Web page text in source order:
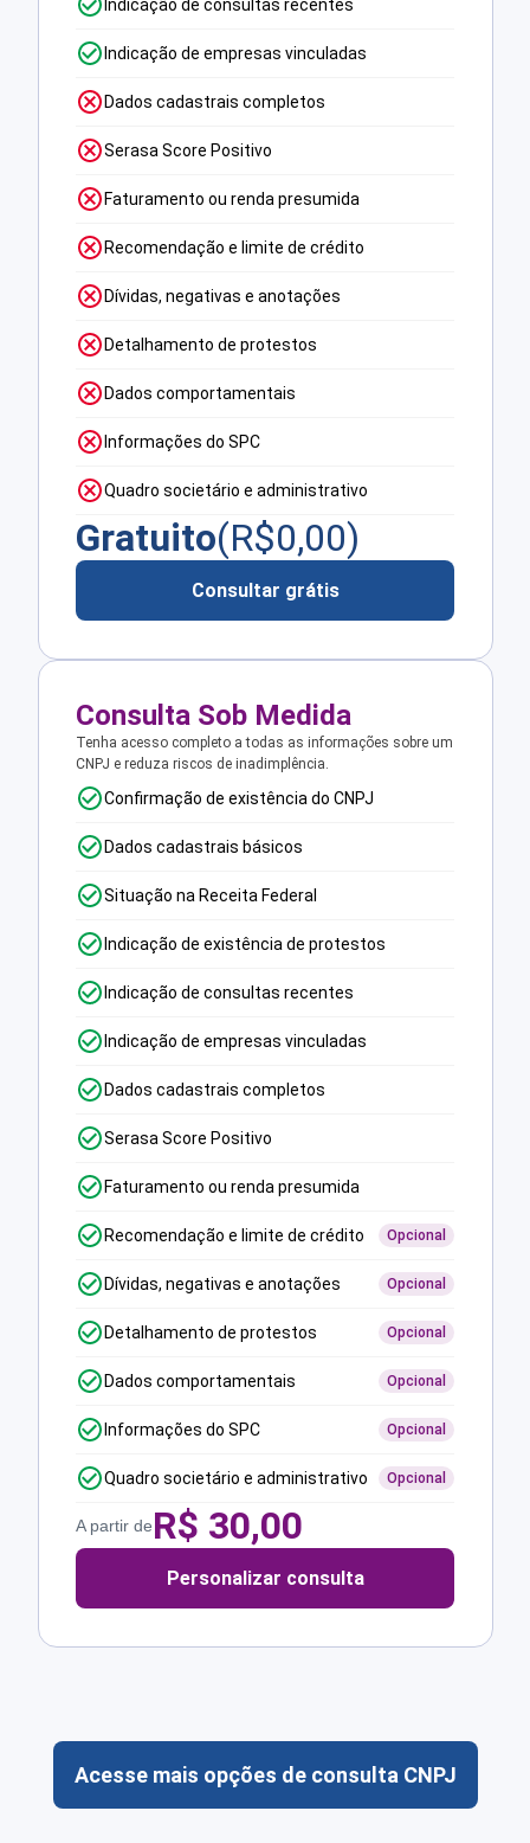
Indicação de consultas recentes
Indicação de empresas vinculadas
Dados cadastrais completos
Serasa Score Positivo
Faturamento ou renda presumida
Recomendação e limite de crédito
Dívidas, negativas e anotações
Detalhamento de protestos
Dados comportamentais
Informações do SPC
Quadro societário e administrativo
Gratuito(R$0,00)
Consultar grátis
Consulta Sob Medida
Tenha acesso completo a todas as informações sobre um
CNPJ e reduza riscos de inadimplência.
Confirmação de existência do CNPJ
Dados cadastrais básicos
Situação na Receita Federal
Indicação de existência de protestos
Indicação de consultas recentes
Indicação de empresas vinculadas
Dados cadastrais completos
Serasa Score Positivo
Faturamento ou renda presumida
Recomendação e limite de crédito Opcional
Dívidas, negativas e anotações Opcional
Detalhamento de protestos Opcional
Dados comportamentais Opcional
Informações do SPC Opcional
Quadro societário e administrativo Opcional
A partir deR$ 30,00
Personalizar consulta
Acesse mais opções de consulta CNPJ